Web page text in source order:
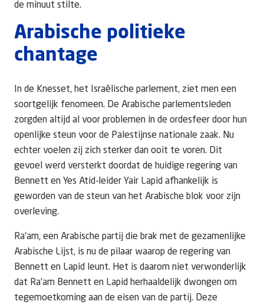
de minuut stilte.
Arabische politieke
chantage
In de Knesset, het Israëlische parlement, ziet men een
soortgelijk fenomeen. De Arabische parlementsleden
zorgden altijd al voor problemen in de ordesfeer door hun
openlijke steun voor de Palestijnse nationale zaak. Nu
echter voelen zij zich sterker dan ooit te voren. Dit
gevoel werd versterkt doordat de huidige regering van
Bennett en Yes Atid-leider Yair Lapid afhankelijk is
geworden van de steun van het Arabische blok voor zijn
overleving.
Ra’am, een Arabische partij die brak met de gezamenlijke
Arabische Lijst, is nu de pilaar waarop de regering van
Bennett en Lapid leunt. Het is daarom niet verwonderlijk
dat Ra’am Bennett en Lapid herhaaldelijk dwongen om
tegemoetkoming aan de eisen van de partij. Deze